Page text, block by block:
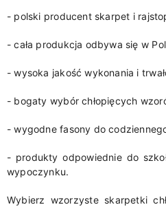
- polski producent skarpet i
- cała produkcja odbywa się w
- wysoka jakość wykonania i
- bogaty wybór chłopięcych
- wygodne fasony do
- produkty odpowiednie do
wypoczynku.
Wybierz wzorzyste skarpetki